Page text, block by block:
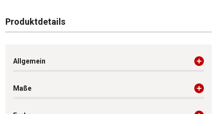
Produktdetails
Allgemein
Maße